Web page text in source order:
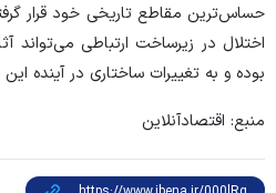
حساس‌ترین مقاطع تاریخی خود قرار
اختلال در زیرساخت ارتباطی می‌تواند
بوده و به تغییرات ساختاری در آینده
منبع: اقتصادآنلاین